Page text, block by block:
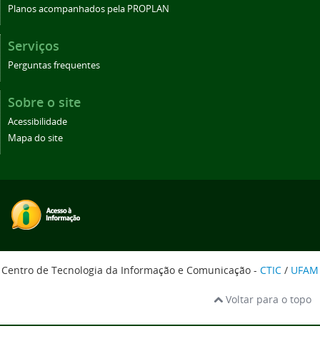
Planos acompanhados pela PROPLAN
Serviços
Perguntas frequentes
Sobre o site
Acessibilidade
Mapa do site
Centro de Tecnologia da Informação e Comunicação - CTIC / UFAM
Voltar para o topo